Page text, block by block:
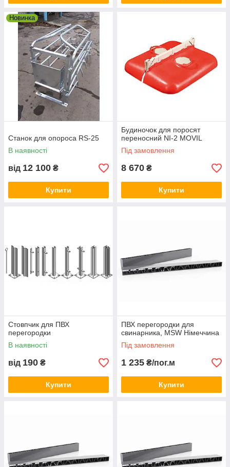
Новинка
Станок для опороса RS-25
В наявності
від 12 100 ₴
Купити
Будиночок для поросят
переносний NI-2 MOVIL
Під замовлення
8 670 ₴
Купити
Стовпчик для ПВХ
перегородки
В наявності
від 190 ₴
Купити
ПВХ перегородки для
свинарника, MSW Німеччина
Під замовлення
1 235 ₴/пог.м
Купити